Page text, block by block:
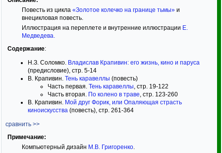
Повесть из цикла «Золотое колечко на границе тьмы»и
внецикловая повесть.
Иллюстрация на переплете и внутренние иллюстрации Е.
Медведева.
Содержание:
Н.З. Соломко. Владислав Крапивин: его жизнь, кино и паруса
(предисловие), стр. 5-14
В. Крапивин. Тень каравеллы (повесть)
Часть первая. Тень каравеллы, стр. 19-122
Часть вторая. По колено в траве, стр. 123-260
В. Крапивин. Мой друг Форик, или Опаляющая страсть
киноискусства (повесть), стр. 261-364
сравнить >>
Примечание:
Компьютерный дизайн М.В. Григоренко.